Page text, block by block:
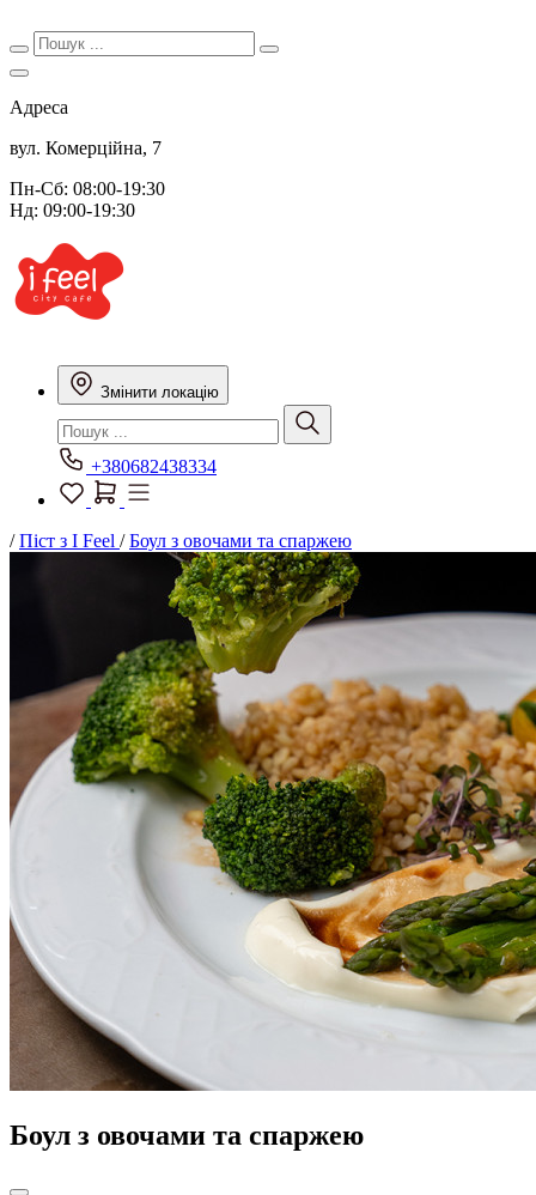
Адреса
вул. Комерційна, 7
Пн-Сб: 08:00-19:30
Нд: 09:00-19:30
Змінити локацію
+380682438334
/Піст з I Feel /Боул з овочами та спаржею
Боул з овочами та спаржею